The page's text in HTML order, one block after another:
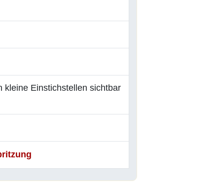
kleine Einstichstellen sichtbar